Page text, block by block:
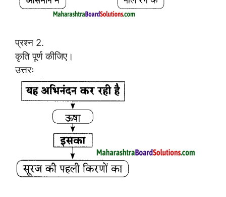
प्रश्न 2.
कृति पूर्ण कीजिए।
उत्तरः